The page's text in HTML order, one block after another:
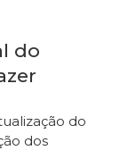
do
do
dos